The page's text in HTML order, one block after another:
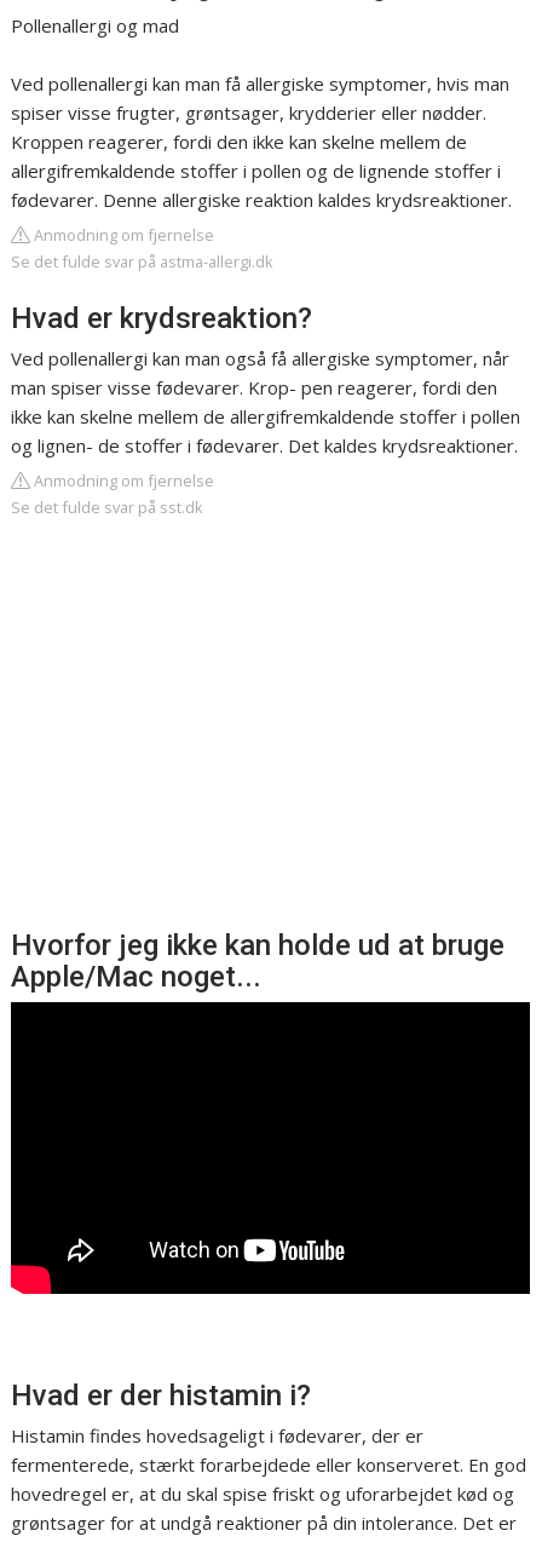
Pollenallergi og mad
Ved pollenallergi kan man få allergiske symptomer, hvis man
spiser visse frugter, grøntsager, krydderier eller nødder.
Kroppen reagerer, fordi den ikke kan skelne mellem de
allergifremkaldende stoffer i pollen og de lignende stoffer i
fødevarer. Denne allergiske reaktion kaldes krydsreaktioner.
Anmodning om fjernelse
Se det fulde svar på astma-allergi.dk
Hvad er krydsreaktion?
Ved pollenallergi kan man også få allergiske symptomer, når
man spiser visse fødevarer. Krop- pen reagerer, fordi den
ikke kan skelne mellem de allergifremkaldende stoffer i pollen
og lignen- de stoffer i fødevarer. Det kaldes krydsreaktioner.
Anmodning om fjernelse
Se det fulde svar på sst.dk
Hvorfor jeg ikke kan holde ud at bruge
Apple/Mac noget...
Hvad er der histamin i?
Histamin findes hovedsageligt i fødevarer, der er
fermenterede, stærkt forarbejdede eller konserveret. En god
hovedregel er, at du skal spise friskt og uforarbejdet kød og
grøntsager for at undgå reaktioner på din intolerance. Det er